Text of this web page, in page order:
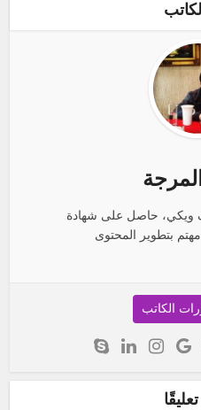
ويكي، حاصل على شهادة
بتطوير المحتوى
الكاتب